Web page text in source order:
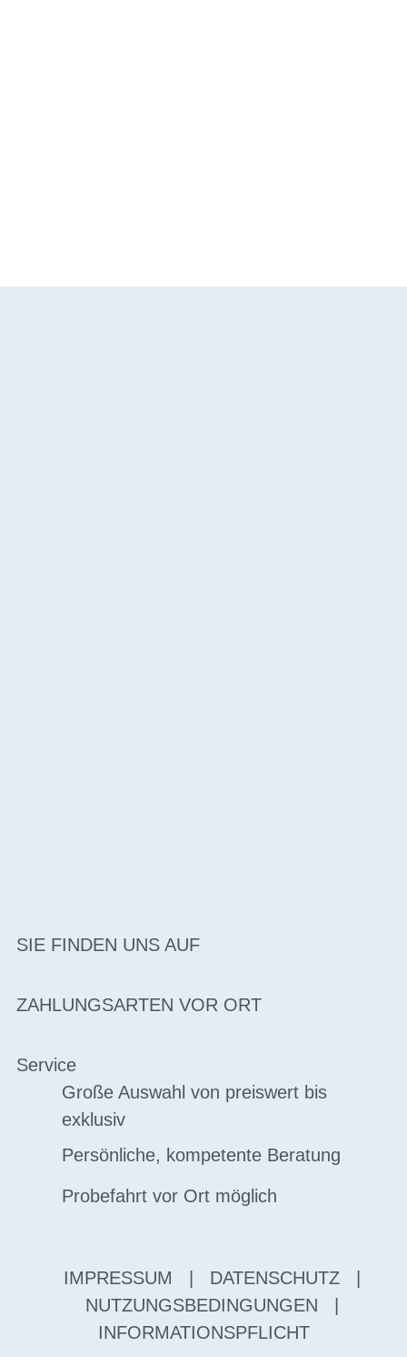
SIE FINDEN UNS AUF
ZAHLUNGSARTEN VOR ORT
Service
Große Auswahl von preiswert bis
exklusiv
Persönliche, kompetente Beratung
Probefahrt vor Ort möglich
IMPRESSUM DATENSCHUTZ
NUTZUNGSBEDINGUNGEN
INFORMATIONSPFLICHT